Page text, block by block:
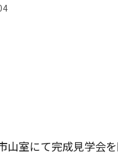
室にて完成見学会